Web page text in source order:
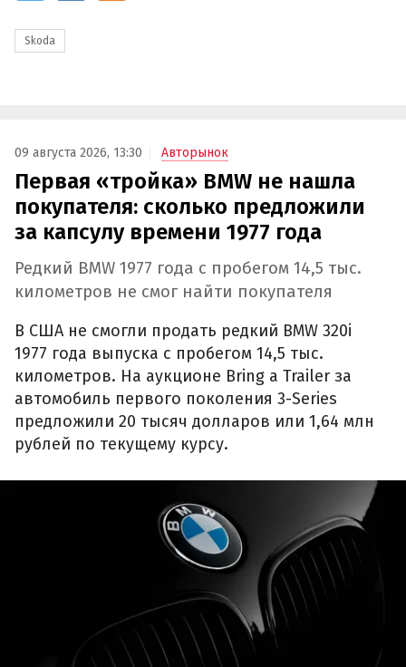
Skoda
09 августа 2026, 13:30 Авторынок
Первая «тройка» BMW не нашла
покупателя: сколько предложили
за капсулу времени 1977 года
Редкий BMW 1977 года с пробегом 14,5 тыс.
километров не смог найти покупателя
В США не смогли продать редкий BMW 320i
1977 года выпуска с пробегом 14,5 тыс.
километров. На аукционе Bring a Trailer за
автомобиль первого поколения 3-Series
предложили 20 тысяч долларов или 1,64 млн
рублей по текущему курсу.